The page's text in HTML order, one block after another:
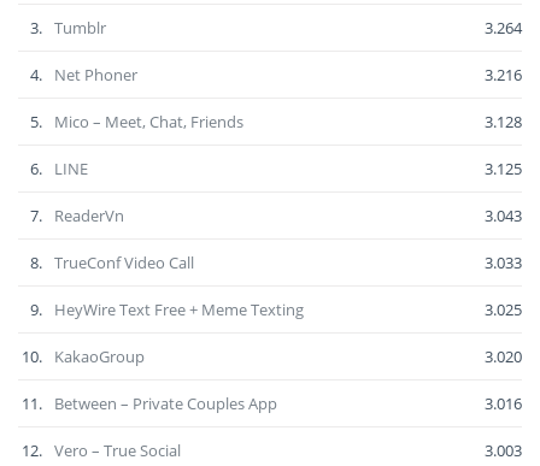
3. Tumblr 3.264
4. Net Phoner 3.216
5. Mico – Meet, Chat, Friends 3.128
6. LINE 3.125
7. ReaderVn 3.043
8. TrueConf Video Call 3.033
9. HeyWire Text Free + Meme Texting 3.025
10. KakaoGroup 3.020
11. Between – Private Couples App 3.016
12. Vero – True Social 3.003